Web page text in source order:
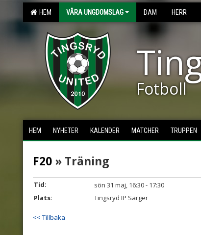
HEM VÅRA UNGDOMSLAG DAM HERR
Fotboll
HEM NYHETER KALENDER MATCHER TRUPPEN
F20 » Träning
Tid:
sön 31 maj, 16:30 - 17:30
Plats:
Tingsryd IP Sarger
<< Tillbaka